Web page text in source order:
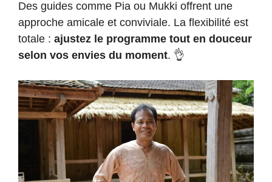
Des guides comme Pia ou Mukki offrent une
approche amicale et conviviale. La flexibilité est
totale : ajustez le programme tout en douceur
selon vos envies du moment. 👌